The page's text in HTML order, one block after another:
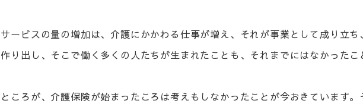
サービスの量の増加は、介護にかかわる仕事が増え、それが事業として成り立ち
作り出し、そこで働く多くの人たちが生まれたことも、それまでにはなかったこ
ところが、介護保険が始まったころは考えもしなかったことが今おきています。